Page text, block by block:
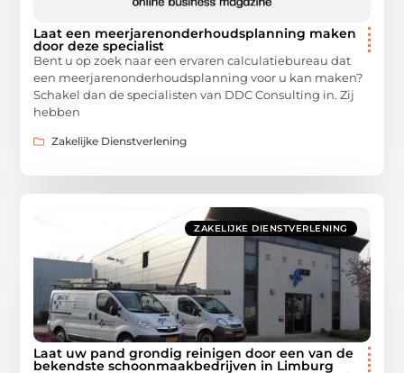
Laat een meerjarenonderhoudsplanning maken
door deze specialist
Bent u op zoek naar een ervaren calculatiebureau dat
een meerjarenonderhoudsplanning voor u kan maken?
Schakel dan de specialisten van DDC Consulting in. Zij
hebben
Zakelijke Dienstverlening
ZAKELIJKE DIENSTVERLENING
Laat uw pand grondig reinigen door een van de
bekendste schoonmaakbedrijven in Limburg